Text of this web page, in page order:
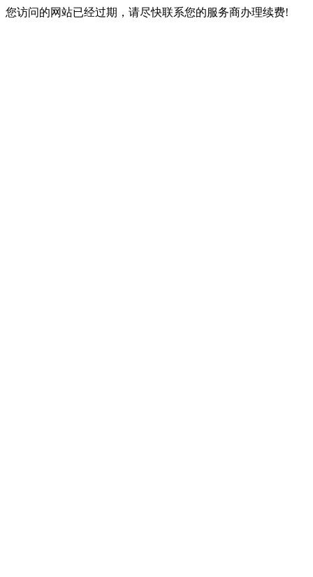
您访问的网站已经过期，请尽快联系您的服务商办理续费!